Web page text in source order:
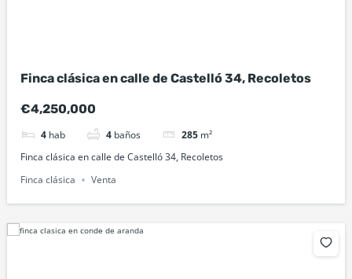
Finca clásica en calle de Castelló 34, Recoletos
€4,250,000
4 hab 4 baños 285 m²
Finca clásica en calle de Castelló 34, Recoletos
Finca clásica
Venta